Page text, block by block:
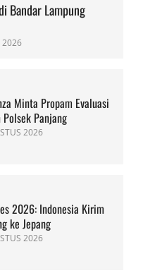
Bandar Lampung
2026
Minta Propam Evaluasi
Panjang
2026
2026: Indonesia Kirim
ke Jepang
2026